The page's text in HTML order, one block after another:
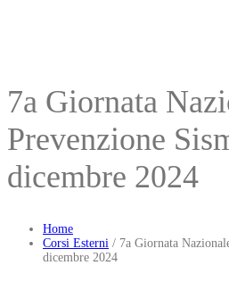
7a Giornata
Prevenzione
dicembre 2024
Home
Corsi Esterni / 7a Giornata
dicembre 2024